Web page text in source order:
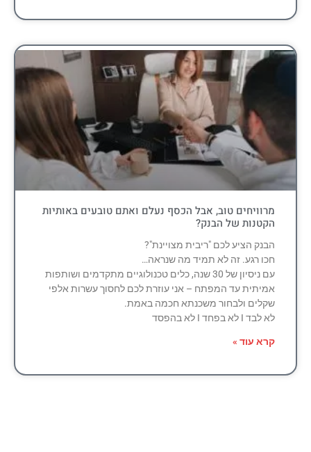
מרוויחים טוב, אבל הכסף נעלם ואתם טובעים באותיות
הקטנות של הבנק?
הבנק הציע לכם "ריבית מצויינת"?
חכו רגע. זה לא תמיד מה שנראה…
עם ניסיון של 30 שנה, כלים טכנולוגיים מתקדמים ושותפות
אמיתית עד המפתח – אני עוזרת לכם לחסוך עשרות אלפי
שקלים ולבחור משכנתא חכמה באמת.
לא לבד I לא בפחד I לא בהפסד
קרא עוד »